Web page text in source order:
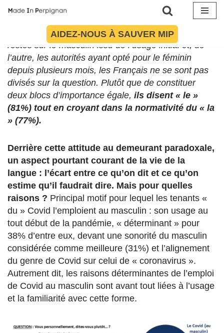
contenu
AIDEZ-NOUS À SAUVER MIP
le » ou « la » Covid ?
En dépit d’une coexistence
médiatique, avec d’un côté des quotidiens nationaux
restés sur le masculin issu de l’usage initial et, de
l’autre, les autorités ayant opté pour le féminin
depuis plusieurs mois, les Français ne se sont pas
divisés sur la question. Plutôt que de constituer
deux blocs d’importance égale, ils disent « le »
(81%) tout en croyant dans la normativité du « la
» (77%).
Derrière cette attitude au demeurant paradoxale,
un aspect pourtant courant de la vie de la
langue : l’écart entre ce qu’on dit et ce qu’on
estime qu’il faudrait dire. Mais pour quelles
raisons ? Principal motif pour lequel les tenants «
du » Covid l’emploient au masculin : son usage au
tout début de la pandémie, « déterminant » pour
38% d’entre eux, devant une sonorité du masculin
considérée comme meilleure (31%) et l’alignement
du genre de Covid sur celui de « coronavirus ».
Autrement dit, les raisons déterminantes de l’emploi
de Covid au masculin sont avant tout liées à l’usage
et la familiarité avec cette forme.